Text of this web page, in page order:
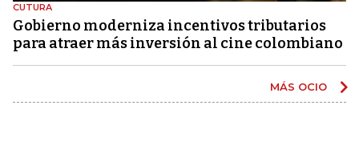
CUTURA
Gobierno moderniza incentivos tributarios
para atraer más inversión al cine colombiano
MÁS OCIO